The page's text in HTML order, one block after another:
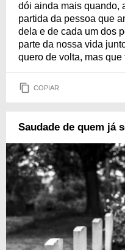
dói ainda mais quando,
partida da pessoa que
dela e de cada um dos
parte da nossa vida
quero de volta, mas
COPIAR
Saudade de quem já